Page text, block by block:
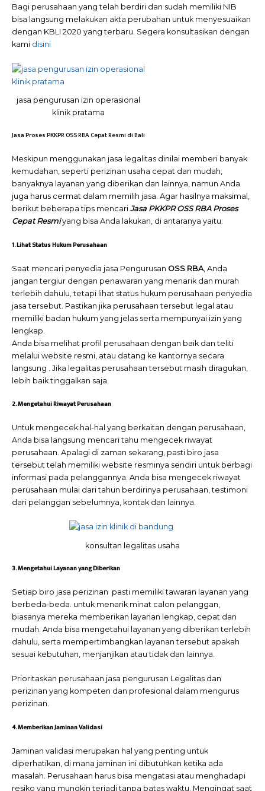
Bagi perusahaan yang telah berdiri dan sudah memiliki NIB
bisa langsung melakukan akta perubahan untuk menyesuaikan
dengan KBLI 2020 yang terbaru. Segera konsultasikan dengan
kami disini
jasa pengurusan izin operasional
klinik pratama
Jasa Proses PKKPR OSS RBA Cepat Resmi di Bali
Meskipun menggunakan jasa legalitas dinilai memberi banyak
kemudahan, seperti perizinan usaha cepat dan mudah,
banyaknya layanan yang diberikan dan lainnya, namun Anda
juga harus cermat dalam memilih jasa. Agar hasilnya maksimal,
berikut beberapa tips mencari Jasa PKKPR OSS RBA Proses
Cepat Resmi yang bisa Anda lakukan, di antaranya yaitu:
1. Lihat Status Hukum Perusahaan
Saat mencari penyedia jasa Pengurusan OSS RBA, Anda
jangan tergiur dengan penawaran yang menarik dan murah
terlebih dahulu, tetapi lihat status hukum perusahaan penyedia
jasa tersebut. Pastikan jika perusahaan tersebut legal atau
memiliki badan hukum yang jelas serta mempunyai izin yang
lengkap.
Anda bisa melihat profil perusahaan dengan baik dan teliti
melalui website resmi, atau datang ke kantornya secara
langsung . Jika legalitas perusahaan tersebut masih diragukan,
lebih baik tinggalkan saja.
2. Mengetahui Riwayat Perusahaan
Untuk mengecek hal-hal yang berkaitan dengan perusahaan,
Anda bisa langsung mencari tahu mengecek riwayat
perusahaan. Apalagi di zaman sekarang, pasti biro jasa
tersebut telah memiliki website resminya sendiri untuk berbagi
informasi pada pelanggannya. Anda bisa mengecek riwayat
perusahaan mulai dari tahun berdirinya perusahaan, testimoni
dari pelanggan sebelumnya, kontak dan lainnya.
konsultan legalitas usaha
3. Mengetahui Layanan yang Diberikan
Setiap biro jasa perizinan pasti memiliki tawaran layanan yang
berbeda-beda. untuk menarik minat calon pelanggan,
biasanya mereka memberikan layanan lengkap, cepat dan
mudah. Anda bisa mengetahui layanan yang diberikan terlebih
dahulu, serta mempertimbangkan layanan tersebut apakah
sesuai kebutuhan, menjanjikan atau tidak dan lainnya.
Prioritaskan perusahaan jasa pengurusan Legalitas dan
perizinan yang kompeten dan profesional dalam mengurus
perizinan.
4. Memberikan Jaminan Validasi
Jaminan validasi merupakan hal yang penting untuk
diperhatikan, di mana jaminan ini dibutuhkan ketika ada
masalah. Perusahaan harus bisa mengatasi atau menghadapi
resiko yang mungkin terjadi tanpa batas waktu. Mengingat saat